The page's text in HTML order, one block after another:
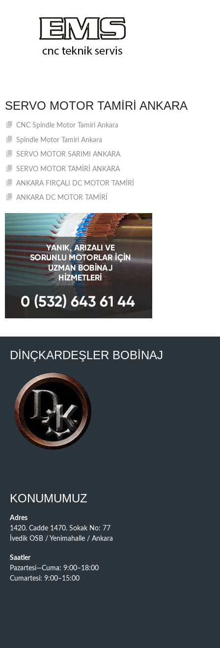
SERVO MOTOR TAMIRI ANKARA
CNC Spindle Motor Tamiri Ankara
Spindle Motor Tamiri Ankara
SERVO MOTOR SARIMI ANKARA
SERVO MOTOR TAMİRİ ANKARA
ANKARA FIRÇALI DC MOTOR TAMİRİ
ANKARA DC MOTOR TAMİRİ
DİNÇKARDEŞLER BOBİNAJ
KONUMUMUZ
Adres
1420. Cadde 1470. Sokak No: 77
İvedik OSB / Yenimahalle / Ankara
Saatler
Pazartesi—Cuma: 9:00–18:00
Cumartesi: 9:00–15:00